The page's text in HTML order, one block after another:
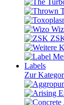
Labels
Zur